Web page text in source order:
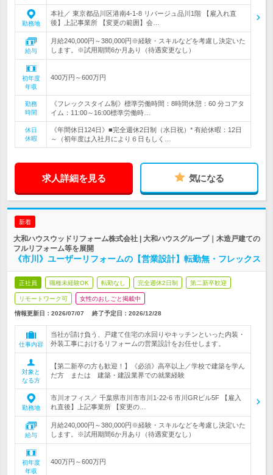
勤務地
本社／ 東京都品川区港南4-1-8 リバージュ品川1階 【雇入れ直
後】上記事業所 【変更の範囲】会…
給与
月給240,000円～380,000円※経験・スキルなどを考慮し決定いた
します。※試用期間6か月あり（待遇変更なし）
初年度
年収
400万円～600万円
勤務
時間
《フレックスタイム制》標準労働時間：8時間休憩：60 分コアタ
イム：11:00～16:00標準労働時…
休日
休暇
《年間休日124日》■完全週休2日制（水日祝）* 有給休暇：12日
～（初年度は入社月により６日もしく…
求人詳細を見る 気になる
新着
大和ハウスウッドリフォーム株式会社 | 大和ハウスグループ｜木造戸建ての
フルリフォーム等を展開
《市川》ユーザーリフォームの【営業設計】転勤無・フレックス
正社員 職種未経験OK 転勤なし 完全週休2日制 第二新卒歓迎
リモートワーク可 女性のおしごと掲載中
情報更新日：2026/07/07 終了予定日： 2026/12/28
仕事内容
当社が請け負う、戸建て住宅の水回りやキッチンといった内装・
外装工事におけるリフォームの営業設計をお任せします。
対象と
なる方
【第二新卒の方も歓迎！】《必須》高卒以上／学校で建築を学ん
だ方 または 建築・建設業界での就業経験
勤務地
市川オフィス／ 千葉県市川市市川1-22-6 市川GRビル5F 【雇入
れ直後】上記事業所 【変更の…
給与
月給240,000円～380,000円※経験・スキルなどを考慮し決定いた
します。※試用期間6か月あり（待遇変更なし）
初年度
年収
400万円～600万円